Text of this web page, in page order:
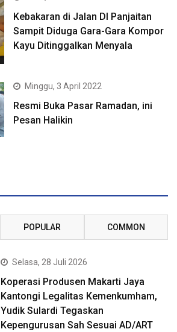
Kebakaran di Jalan DI Panjaitan
Sampit Diduga Gara-Gara Kompor
Kayu Ditinggalkan Menyala
Minggu, 3 April 2022
Resmi Buka Pasar Ramadan, ini
Pesan Halikin
POPULAR COMMON
Selasa, 28 Juli 2026
Koperasi Produsen Makarti Jaya
Kantongi Legalitas Kemenkumham,
Yudik Sulardi Tegaskan
Kepengurusan Sah Sesuai AD/ART